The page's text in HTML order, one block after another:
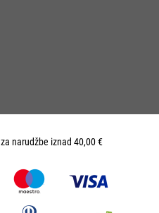
za narudžbe iznad 40,00 €